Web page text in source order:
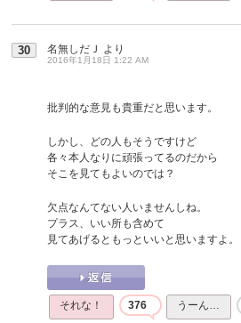
30 名無しだＪ より
2016年1月18日 1:22 AM
批判的な意見も貴重だと思います。
しかし、どの人もそうですけど
各々本人なりに頑張ってるのだから
そこを見てもよいのでは？
欠点なんてない人いませんしね。
プラス、いい所も含めて
見てあげるともっといいと思いますよ。
それな！ 376 うーん…